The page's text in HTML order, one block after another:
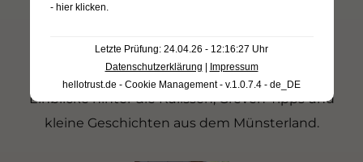
Folgen Sieuns
Einblicke hinter die Kulissen, Greven-Tipps und
kleine Geschichten aus dem Münsterland.
- hier klicken
Letzte Prüfung: 24.04.26 - 12:16:27 Uhr
Datenschutzerklärung | Impressum
hellotrust.de - Cookie Management - v.1.0.7.4 - de_DE